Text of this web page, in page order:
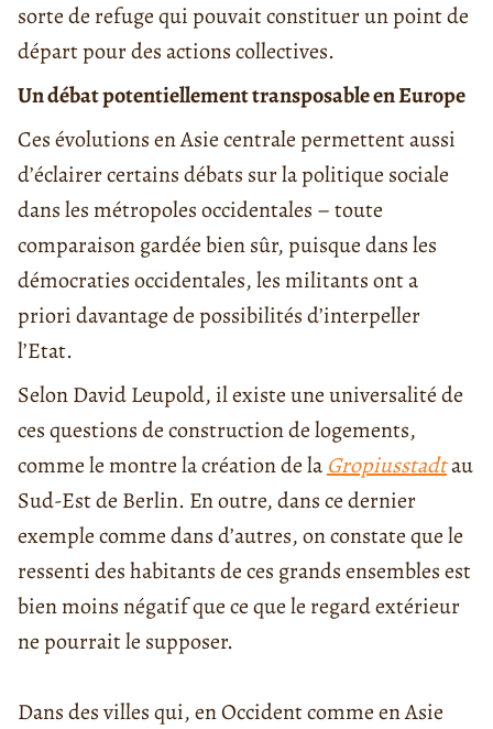
sorte de refuge qui pouvait constituer un point de
départ pour des actions collectives.
Un débat potentiellement transposable en Europe
Ces évolutions en Asie centrale permettent aussi
d’éclairer certains débats sur la politique sociale
dans les métropoles occidentales – toute
comparaison gardée bien sûr, puisque dans les
démocraties occidentales, les militants ont a
priori davantage de possibilités d’interpeller
l’Etat.
Selon David Leupold, il existe une universalité de
ces questions de construction de logements,
comme le montre la création de la Gropiusstadtau
Sud-Est de Berlin. En outre, dans ce dernier
exemple comme dans d’autres, on constate que le
ressenti des habitants de ces grands ensembles est
bien moins négatif que ce que le regard extérieur
ne pourrait le supposer.
Dans des villes qui, en Occident comme en Asie